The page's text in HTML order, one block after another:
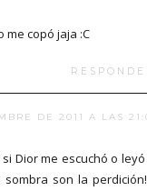
me copó jaja :C
DE 2011 A LAS
Dior me escuchó o leyó
son la